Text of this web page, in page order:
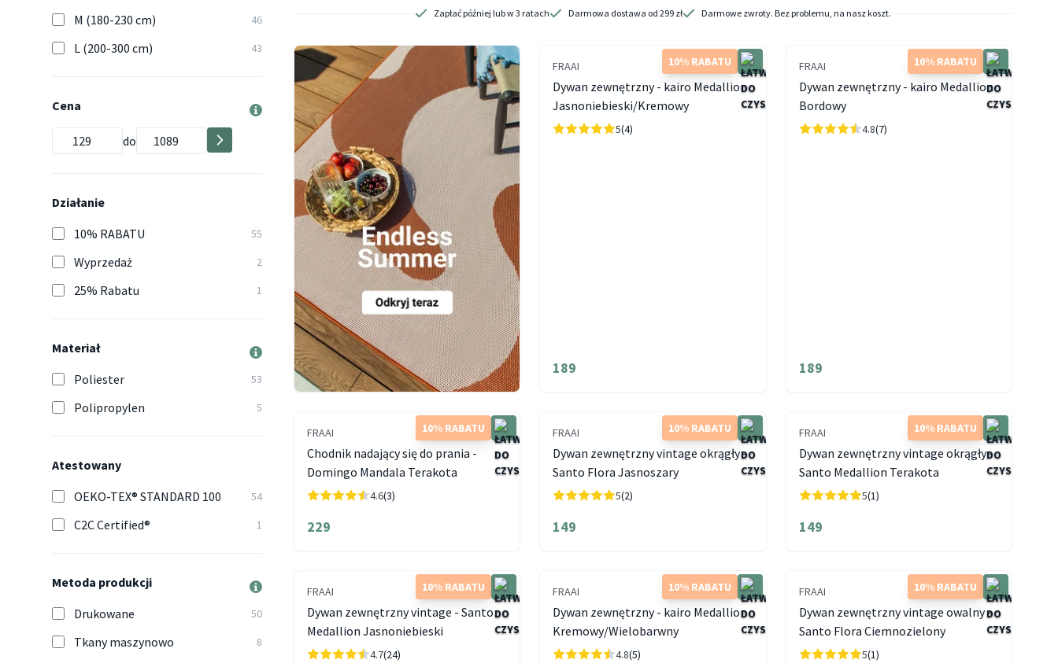
M (180-230 cm) 46
L (200-300 cm) 43
Cena
do
Działanie
10% RABATU
55
Wyprzedaż 2
25% Rabatu 1
Materiał
Poliester
53
Polipropylen 5
Atestowany
OEKO-TEX® STANDARD 100
54
C2C Certified® 1
Metoda produkcji
Drukowane
50
Tkany maszynowo 8
Zapłać później lub w 3 ratach Darmowa dostawa od 299 zł Darmowe zwroty. Bez problemu, na nasz koszt.
10% RABATU
FRAAI
Dywan zewnętrzny - kairo Medallion
Jasnoniebieski/Kremowy
5(4)
189
10% RABATU
FRAAI
Dywan zewnętrzny - kairo Medallion
Bordowy
4.8(7)
189
10% RABATU
FRAAI
Chodnik nadający się do prania -
Domingo Mandala Terakota
4.6(3)
229
10% RABATU
FRAAI
Dywan zewnętrzny vintage okrągły -
Santo Flora Jasnoszary
5(2)
149
10% RABATU
FRAAI
Dywan zewnętrzny vintage okrągły -
Santo Medallion Terakota
5(1)
149
10% RABATU
FRAAI
Dywan zewnętrzny vintage - Santo
Medallion Jasnoniebieski
4.7(24)
10% RABATU
FRAAI
Dywan zewnętrzny - kairo Medallion
Kremowy/Wielobarwny
4.8(5)
10% RABATU
FRAAI
Dywan zewnętrzny vintage owalny -
Santo Flora Ciemnozielony
5(1)